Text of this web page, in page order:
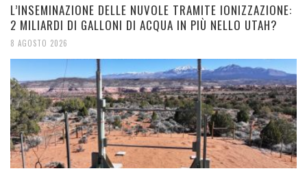
L’INSEMINAZIONE DELLE NUVOLE TRAMITE IONIZZAZIONE:
2 MILIARDI DI GALLONI DI ACQUA IN PIÙ NELLO UTAH?
8 AGOSTO 2026